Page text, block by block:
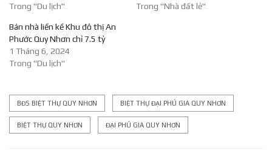
Trong "Du lịch"
Trong "Nhà đất lẻ"
Bán nhà liền kề Khu đô thị An
Phước Quy Nhơn chỉ 7.5 tỷ
1 Tháng 6, 2024
Trong "Du lịch"
BĐS BIỆT THỰ QUY NHƠN BIỆT THỰ ĐẠI PHÚ GIA QUY NHƠN
BIỆT THỰ QUY NHƠN ĐẠI PHÚ GIA QUY NHƠN